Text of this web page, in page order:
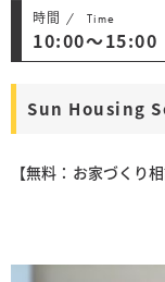
時間 Time
10:00〜15:00
Sun Housing
【無料：お家づくり相